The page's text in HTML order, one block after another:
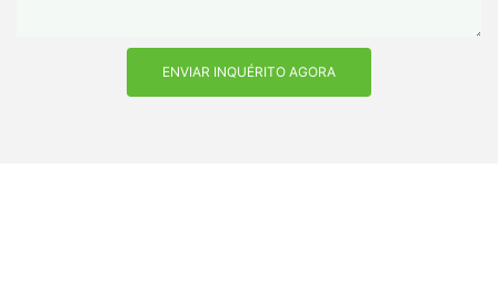
ENVIAR INQUÉRITO AGORA